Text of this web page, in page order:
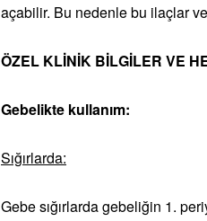
açabilir. Bu nedenle bu ilaçlar
ÖZEL KLİNİK BİLGİLER VE
Gebelikte kullanım:
Sığırlarda:
Gebe sığırlarda gebeliğin 1.